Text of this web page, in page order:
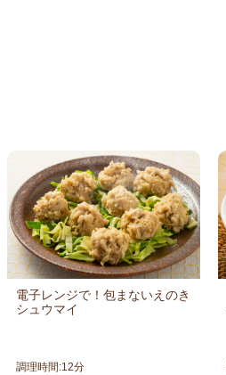
電子レンジで！包まないえのき
シュウマイ
調理時間:12分